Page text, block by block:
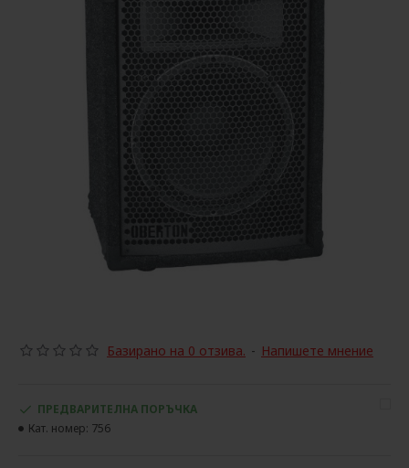
Базирано на 0 отзива. - Напишете мнение
ПРЕДВАРИТЕЛНА ПОРЪЧКА
Кат. номер: 756